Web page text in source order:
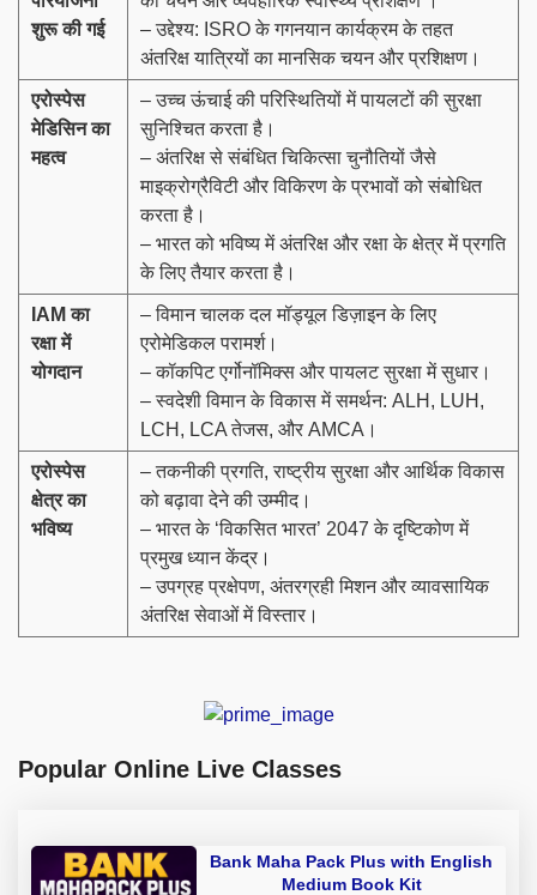
शुरू की गई
– उद्देश्य: ISRO के गगनयान कार्यक्रम के तहत
अंतरिक्ष यात्रियों का मानसिक चयन और प्रशिक्षण।
एरोस्पेस
मेडिसिन का
महत्व
– उच्च ऊंचाई की परिस्थितियों में पायलटों की सुरक्षा
सुनिश्चित करता है।
– अंतरिक्ष से संबंधित चिकित्सा चुनौतियों जैसे
माइक्रोग्रैविटी और विकिरण के प्रभावों को संबोधित
करता है।
– भारत को भविष्य में अंतरिक्ष और रक्षा के क्षेत्र में प्रगति
के लिए तैयार करता है।
IAMका
रक्षा में
योगदान
– विमान चालक दल मॉड्यूल डिज़ाइन के लिए
एरोमेडिकल परामर्श।
– कॉकपिट एर्गोनॉमिक्स और पायलट सुरक्षा में सुधार।
– स्वदेशी विमान के विकास में समर्थन: ALH, LUH,
LCH, LCA तेजस, और AMCA।
एरोस्पेस
क्षेत्र का
भविष्य
– तकनीकी प्रगति, राष्ट्रीय सुरक्षा और आर्थिक विकास
को बढ़ावा देने की उम्मीद।
– भारत के ‘विकसित भारत’ 2047 के दृष्टिकोण में
प्रमुख ध्यान केंद्र।
– उपग्रह प्रक्षेपण, अंतरग्रही मिशन और व्यावसायिक
अंतरिक्ष सेवाओं में विस्तार।
Popular Online Live Classes
Bank Maha Pack Plus with English
Medium Book Kit